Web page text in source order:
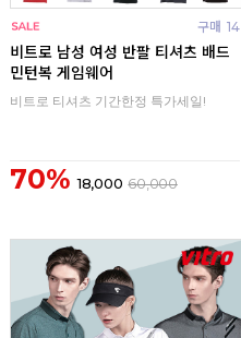
구매 14
비트로 남성 여성 반팔 티셔츠 배드
민턴복 게임웨어
비트로 티셔츠 기간한정 특가세일!
70% 18,000 60,000